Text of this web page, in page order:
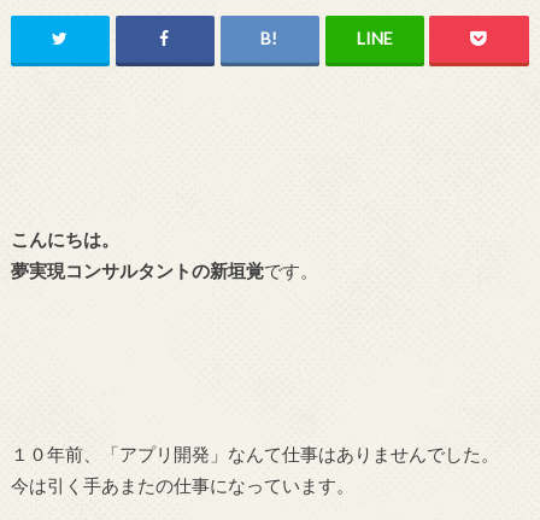
こんにちは。
夢実現コンサルタントの新垣覚です。
１０年前、「アプリ開発」なんて仕事はありませんでした。
今は引く手あまたの仕事になっています。